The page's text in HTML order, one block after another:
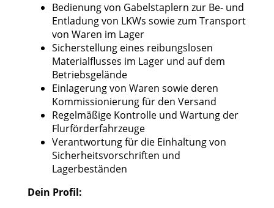
Bedienung von Gabelstaplern zur Be- und
Entladung von LKWs sowie zum Transport
von Waren im Lager
Sicherstellung eines reibungslosen
Materialflusses im Lager und auf dem
Betriebsgelände
Einlagerung von Waren sowie deren
Kommissionierung für den Versand
Regelmäßige Kontrolle und Wartung der
Flurförderfahrzeuge
Verantwortung für die Einhaltung von
Sicherheitsvorschriften und
Lagerbeständen
Dein Profil: